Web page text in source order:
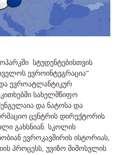
სტუდენტებისთვის
ევროინტეგრაცია“
ევროატლანტიკურ
სახელმწიფო
და ნატოსა და
ცენტრის დირექტორის
გახსნიან. სკოლის
ევროკავშირის ისტორიას,
პროცესს, უვიზო მიმოსვლის